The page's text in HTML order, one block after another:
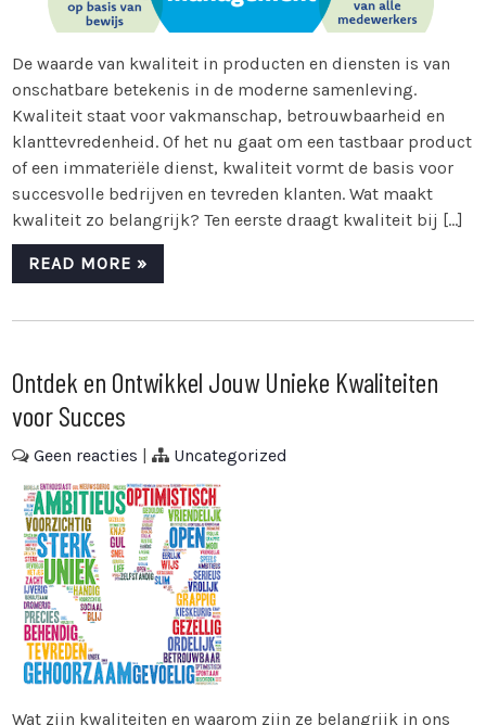
De waarde van kwaliteit in producten en diensten is van
onschatbare betekenis in de moderne samenleving.
Kwaliteit staat voor vakmanschap, betrouwbaarheid en
klanttevredenheid. Of het nu gaat om een tastbaar product
of een immateriële dienst, kwaliteit vormt de basis voor
succesvolle bedrijven en tevreden klanten. Wat maakt
kwaliteit zo belangrijk? Ten eerste draagt kwaliteit bij […]
READ MORE »
Ontdek en Ontwikkel Jouw Unieke Kwaliteiten
voor Succes
Geen reacties | Uncategorized
Wat zijn kwaliteiten en waarom zijn ze belangrijk in ons